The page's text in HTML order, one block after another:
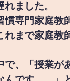
れました。
慣専門家庭教
れまで家庭教
で、「授業が